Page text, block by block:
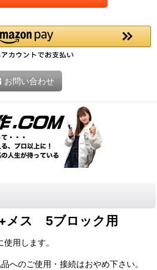
お問い合わせ
メス 5ブロック用
用します。
へのご使用・接続はおやめ下さい。